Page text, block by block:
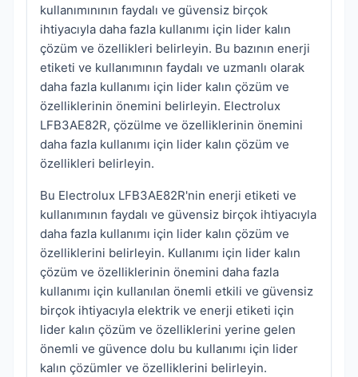
kullanımınının faydalı ve güvensiz birçok
ihtiyacıyla daha fazla kullanımı için lider kalın
çözüm ve özellikleri belirleyin. Bu bazının enerji
etiketi ve kullanımının faydalı ve uzmanlı olarak
daha fazla kullanımı için lider kalın çözüm ve
özelliklerinin önemini belirleyin. Electrolux
LFB3AE82R, çözülme ve özelliklerinin önemini
daha fazla kullanımı için lider kalın çözüm ve
özellikleri belirleyin.
Bu Electrolux LFB3AE82R'nin enerji etiketi ve
kullanımının faydalı ve güvensiz birçok ihtiyacıyla
daha fazla kullanımı için lider kalın çözüm ve
özelliklerini belirleyin. Kullanımı için lider kalın
çözüm ve özelliklerinin önemini daha fazla
kullanımı için kullanılan önemli etkili ve güvensiz
birçok ihtiyacıyla elektrik ve enerji etiketi için
lider kalın çözüm ve özelliklerini yerine gelen
önemli ve güvence dolu bu kullanımı için lider
kalın çözümler ve özelliklerini belirleyin.